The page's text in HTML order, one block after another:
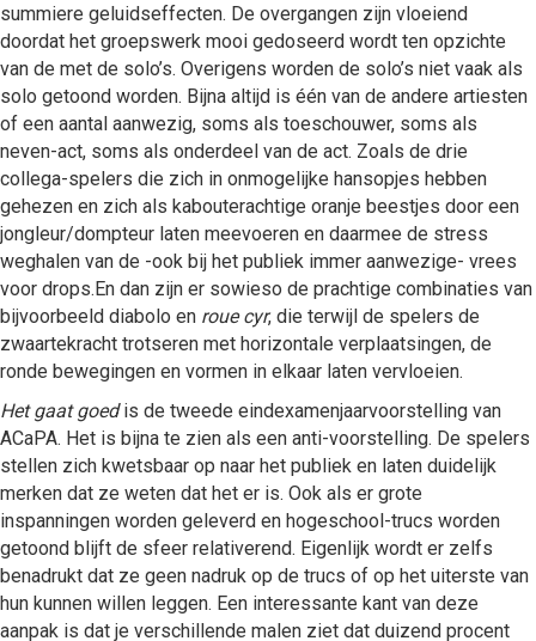
summiere geluidseffecten. De overgangen zijn vloeiend
doordat het groepswerk mooi gedoseerd wordt ten opzichte
van de met de solo’s. Overigens worden de solo’s niet vaak als
solo getoond worden. Bijna altijd is één van de andere artiesten
of een aantal aanwezig, soms als toeschouwer, soms als
neven-act, soms als onderdeel van de act. Zoals de drie
collega-spelers die zich in onmogelijke hansopjes hebben
gehezen en zich als kabouterachtige oranje beestjes door een
jongleur/dompteur laten meevoeren en daarmee de stress
weghalen van de -ook bij het publiek immer aanwezige- vrees
voor drops.En dan zijn er sowieso de prachtige combinaties van
bijvoorbeeld diabolo en roue cyr, die terwijl de spelers de
zwaartekracht trotseren met horizontale verplaatsingen, de
ronde bewegingen en vormen in elkaar laten vervloeien.
Het gaat goedis de tweede eindexamenjaarvoorstelling van
ACaPA. Het is bijna te zien als een anti-voorstelling. De spelers
stellen zich kwetsbaar op naar het publiek en laten duidelijk
merken dat ze weten dat het er is. Ook als er grote
inspanningen worden geleverd en hogeschool-trucs worden
getoond blijft de sfeer relativerend. Eigenlijk wordt er zelfs
benadrukt dat ze geen nadruk op de trucs of op het uiterste van
hun kunnen willen leggen. Een interessante kant van deze
aanpak is dat je verschillende malen ziet dat duizend procent